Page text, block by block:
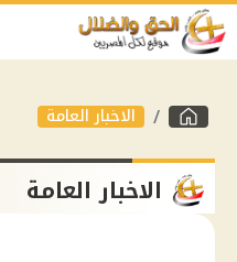
الاخبار العامة
الاخبار العامة